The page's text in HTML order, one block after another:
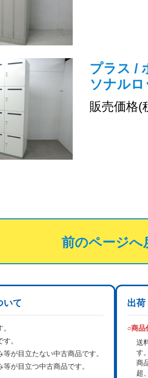
プラス /
ソナル
販売価格(
前のページへ
いて
。
等が目立たない中古商品です。
が目立つ中古商品です。
出荷
○商品
送
す
商
超